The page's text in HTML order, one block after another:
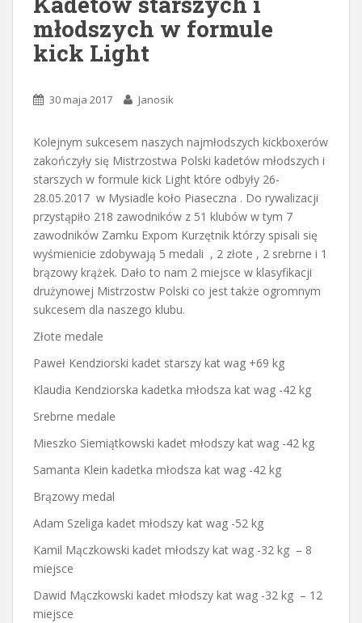
młodszych w formule
kick Light
30 maja 2017 Janosik
Kolejnym sukcesem naszych najmłodszych kickboxerów
zakończyły się Mistrzostwa Polski kadetów młodszych i
starszych w formule kick Light które odbyły 26-
28.05.2017 w Mysiadle koło Piaseczna . Do rywalizacji
przystąpiło 218 zawodników z 51 klubów w tym 7
zawodników Zamku Expom Kurzętnik którzy spisali się
wyśmienicie zdobywają 5 medali , 2 złote , 2 srebrne i 1
brązowy krążek. Dało to nam 2 miejsce w klasyfikacji
drużynowej Mistrzostw Polski co jest także ogromnym
sukcesem dla naszego klubu.
Złote medale
Paweł Kendziorski kadet starszy kat wag +69 kg
Klaudia Kendziorska kadetka młodsza kat wag -42 kg
Srebrne medale
Mieszko Siemiątkowski kadet młodszy kat wag -42 kg
Samanta Klein kadetka młodsza kat wag -42 kg
Brązowy medal
Adam Szeliga kadet młodszy kat wag -52 kg
Kamil Mączkowski kadet młodszy kat wag -32 kg – 8
miejsce
Dawid Mączkowski kadet młodszy kat wag -32 kg – 12
miejsce